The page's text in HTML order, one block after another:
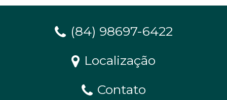
(84) 98697-6422
Localização
Contato